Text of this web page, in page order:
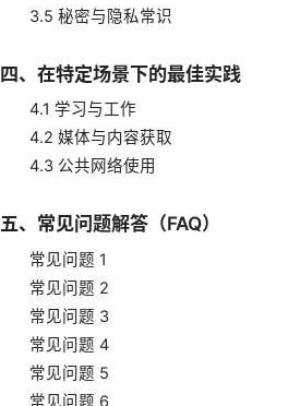
3.5 秘密与隐私常识
四、在特定场景下的最佳实践
4.1 学习与工作
4.2 媒体与内容获取
4.3 公共网络使用
五、常见问题解答（FAQ）
常见问题 1
常见问题 2
常见问题 3
常见问题 4
常见问题 5
常见问题 6